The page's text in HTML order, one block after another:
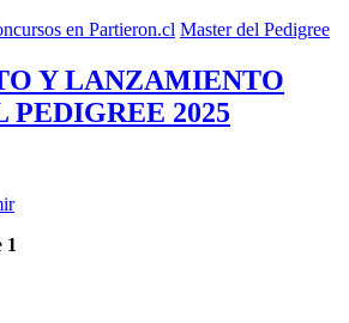
en Partieron.cl Master del Pedigree
Y LANZAMIENTO
PEDIGREE 2025
1